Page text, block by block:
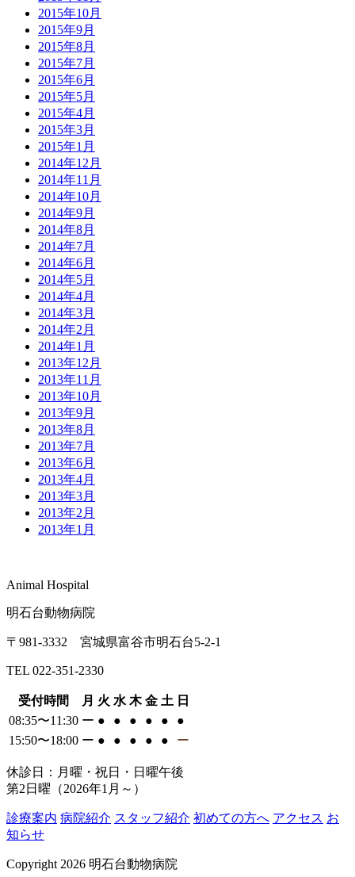
2015年10月
2015年9月
2015年8月
2015年7月
2015年6月
2015年5月
2015年4月
2015年3月
2015年1月
2014年12月
2014年11月
2014年10月
2014年9月
2014年8月
2014年7月
2014年6月
2014年5月
2014年4月
2014年3月
2014年2月
2014年1月
2013年12月
2013年11月
2013年10月
2013年9月
2013年8月
2013年7月
2013年6月
2013年4月
2013年3月
2013年2月
2013年1月
Animal Hospital
明石台動物病院
〒981-3332 宮城県富谷市明石台5-2-1
TEL 022-351-2330
受付時間 月 火 水 木 金 土 日
08:35〜11:30 ー ● ● ● ● ●
●
15:50〜18:00 ー ● ● ● ● ● ー
休診日：月曜・祝日・日曜午後
第2日曜（2026年1月～）
診療案内 病院紹介 スタッフ紹介 初めての方へ アクセス お
知らせ
Copyright 2026 明石台動物病院